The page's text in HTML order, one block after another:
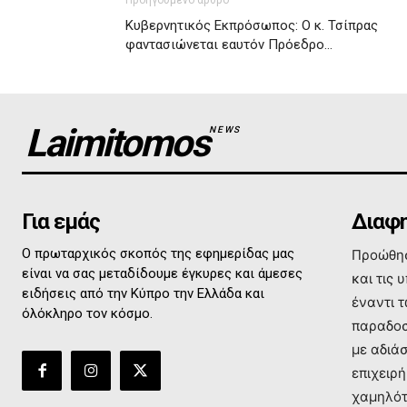
Κυβερνητικός Εκπρόσωπος: Ο κ. Τσίπρας
φαντασιώνεται εαυτόν Πρόεδρο…
LaimitomosNEWS
Για εμάς
Ο πρωταρχικός σκοπός της εφημερίδας μας
είναι να σας μεταδίδουμε έγκυρες και άμεσες
ειδήσεις από την Κύπρο την Ελλάδα και
όλόκληρο τον κόσμο.
και τις
έναντι
με